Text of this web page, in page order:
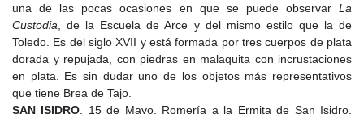
una de las pocas ocasiones en que se puede observar La
Custodia , de la Escuela de Arce y del mismo estilo que la de
Toledo. Es del siglo XVII y está formada por tres cuerpos de plata
dorada y repujada, con piedras en malaquita con incrustaciones
en plata. Es sin dudar uno de los objetos más representativos
que tiene Brea de Tajo.
SAN ISIDRO . 15 de Mayo. Romería a la Ermita de San Isidro,